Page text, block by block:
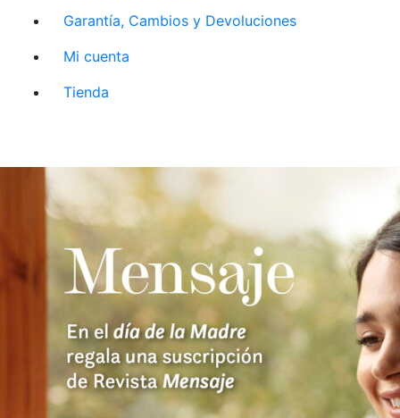
Garantía, Cambios y Devoluciones
Mi cuenta
Tienda